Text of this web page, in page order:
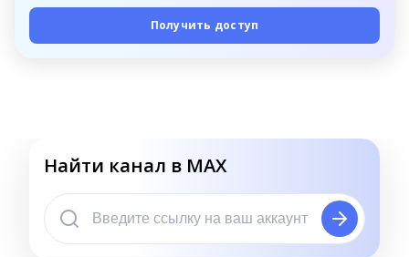
Получить доступ
Найти канал в MAX